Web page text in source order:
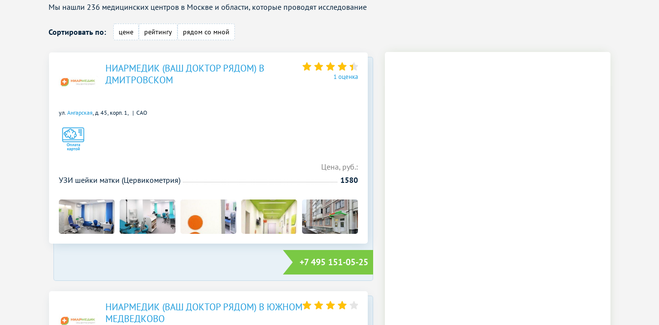
Мы нашли 236 медицинских центров в Москве и области, которые проводят исследование
Сортировать по: цене рейтингу рядом со мной
НИАРМЕДИК (ВАШ ДОКТОР РЯДОМ) В
ДМИТРОВСКОМ
1 оценка
ул. Ангарская , д. 45, корп. 1, САО
Цена, руб.:
УЗИ шейки матки (Цервикометрия)
1580
+7 495 151-05-25
НИАРМЕДИК (ВАШ ДОКТОР РЯДОМ) В ЮЖНОМ
МЕДВЕДКОВО